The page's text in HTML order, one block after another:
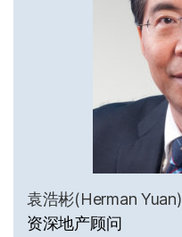
袁浩彬(Herman Yuan)
资深地产顾问